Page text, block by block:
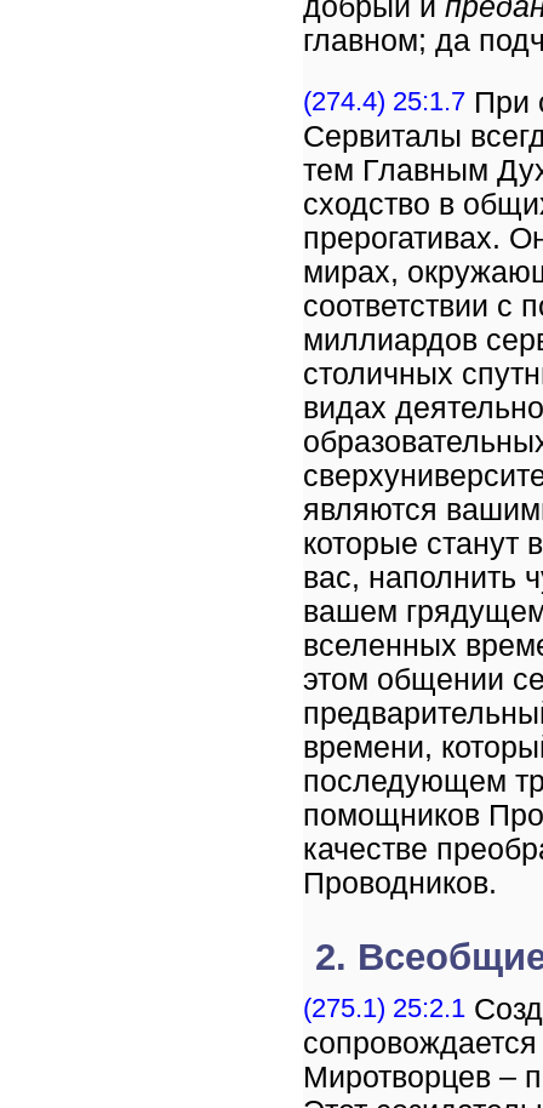
добрый и
главном; да
(274.4) 25:1.7 При
Сервиталы
тем Главным
сходство в
прерогативах.
мирах,
соответствии с
миллиардов
столичных
видах
являются
которые
вас, наполнить
вашем грядущем
вселенных
этом общении
времени,
последующем
помощников
качестве
Проводников.
2.
(275.1) 25:2.1
Миротворцев –